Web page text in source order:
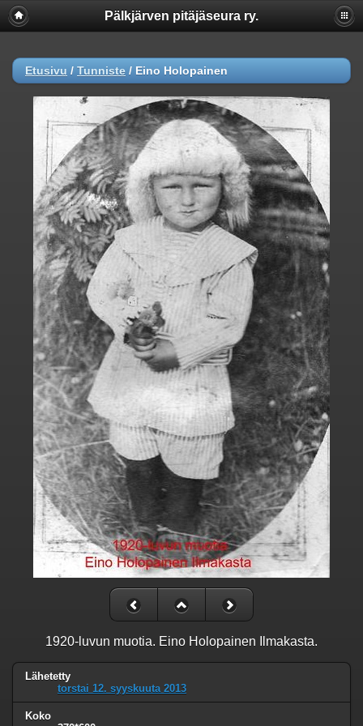
Pälkjärven pitäjäseura ry.
Etusivu / Tunniste / Eino Holopainen
1920-luvun muotia. Eino Holopainen Ilmakasta.
Lähetetty
torstai 12. syyskuuta 2013
Koko